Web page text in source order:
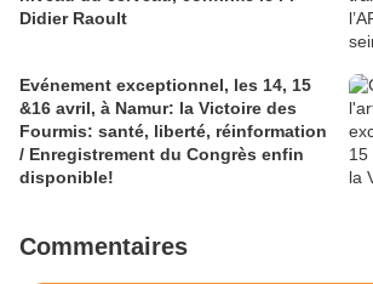
Didier Raoult
Evénement exceptionnel, les 14, 15
&16 avril, à Namur: la Victoire des
Fourmis: santé, liberté, réinformation
/ Enregistrement du Congrès enfin
disponible!
Commentaires